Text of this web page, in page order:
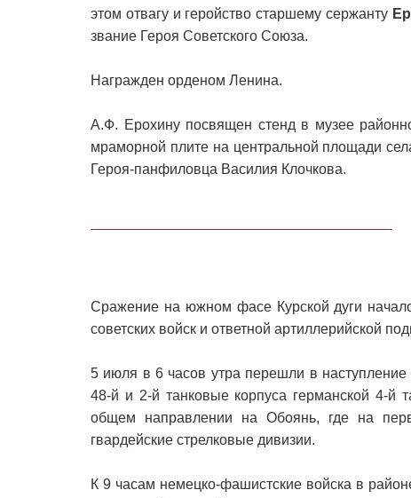
этом отвагу и геройство старшему сержанту
звание Героя Советского Союза.
Награжден орденом Ленина.
А.Ф. Ерохину посвящен стенд в музее
мраморной плите на центральной площади
Героя-панфиловца Василия Клочкова.
Сражение на южном фасе Курской дуги
советских войск и ответной артиллерийской
5 июля в 6 часов утра перешли в
48-й и 2-й танковые корпуса германской 4-й
общем направлении на Обоянь, где на
гвардейские стрелковые дивизии.
К 9 часам немецко-фашистские войска в